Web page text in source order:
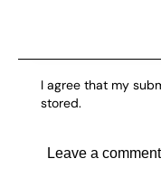
I agree that my
stored.